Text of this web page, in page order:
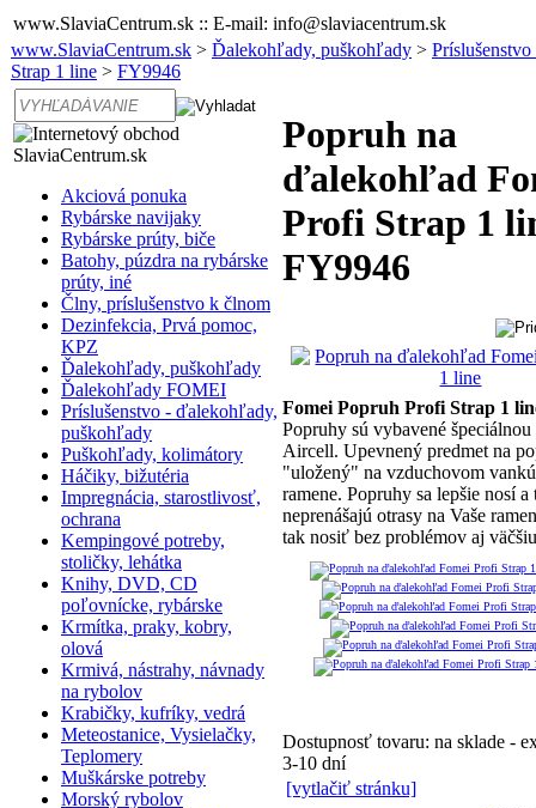
www.SlaviaCentrum.sk :: E-mail: info@slaviacentrum.sk
www.SlaviaCentrum.sk > Ďalekohľady, puškohľady >
Strap 1 line > FY9946
Akciová ponuka
Rybárske navijaky
Rybárske prúty, biče
Batohy, púzdra na rybárske
prúty, iné
Člny, príslušenstvo k člnom
Dezinfekcia, Prvá pomoc,
KPZ
Ďalekohľady, puškohľady
Ďalekohľady FOMEI
Príslušenstvo - ďalekohľady,
puškohľady
Puškohľady, kolimátory
Háčiky, bižutéria
Impregnácia, starostlivosť,
ochrana
Kempingové potreby,
stoličky, lehátka
Knihy, DVD, CD
poľovnícke, rybárske
Krmítka, praky, kobry,
olová
Krmivá, nástrahy, návnady
na rybolov
Krabičky, kufríky, vedrá
Meteostanice, Vysielačky,
Teplomery
Muškárske potreby
Morský rybolov
Popruh na
ďalekohľad
Profi Strap 1
FY9946
Fomei Popruh Profi Strap 1
Popruhy sú vybavené
Aircell. Upevnený predmet na
"uložený" na vzduchovom
ramene. Popruhy sa lepšie nosí a
neprenášajú otrasy na Vaše
tak nosiť bez problémov aj
Dostupnosť tovaru: na sklade -
3-10 dní
[vytlačiť stránku]